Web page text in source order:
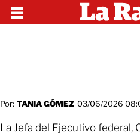
Por: TANIA GÓMEZ 03/06/2026
La Jefa del Ejecutivo federal,